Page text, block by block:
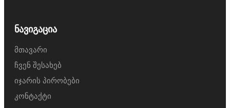
ნავიგაცია
მთავარი
ჩვენ შესახებ
იჯარის პირობები
კონტაქტი